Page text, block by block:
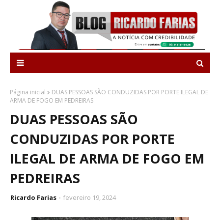
Página inicial
DUAS PESSOAS SÃO CONDUZIDAS POR PORTE ILEGAL DE
ARMA DE FOGO EM PEDREIRAS
DUAS PESSOAS SÃO
CONDUZIDAS POR PORTE
ILEGAL DE ARMA DE FOGO EM
PEDREIRAS
Ricardo Farias fevereiro 19, 2024